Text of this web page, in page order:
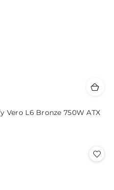
Vero L6 Bronze 750W ATX